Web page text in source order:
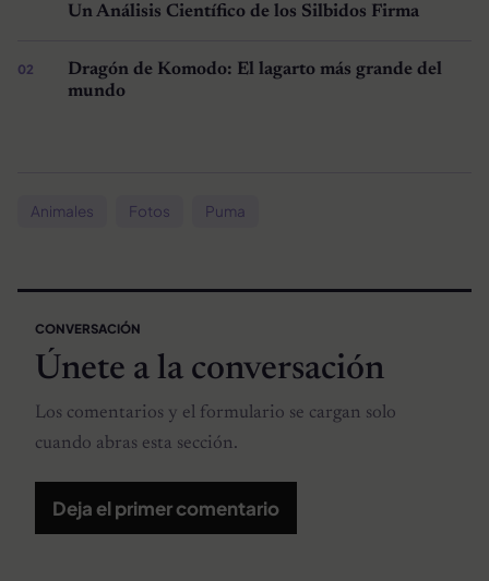
Un Análisis Científico de los Silbidos Firma
Dragón de Komodo: El lagarto más grande del
mundo
Animales Fotos Puma
CONVERSACIÓN
Únete a la conversación
Los comentarios y el formulario se cargan solo
cuando abras esta sección.
Deja el primer comentario